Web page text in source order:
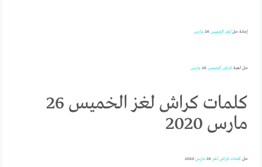
إجابة حللغز الخميس 26 مارس
حل لعبةكراش الخميس 26 مارس
كلمات كراش لغز الخميس 26
مارس 2020
حلكلمات كراش لغز 26 مارس 2020